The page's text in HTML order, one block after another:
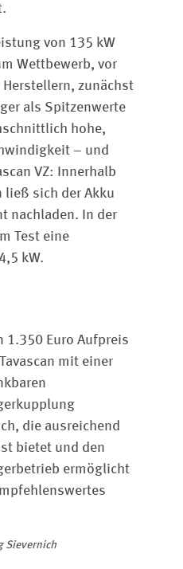
von 135 kW
Wettbewerb, vor
zunächst
als Spitzenwerte
hohe,
– und
VZ: Innerhalb
ließ sich der Akku
nachladen. In der
Test eine
kW.
1.350 Euro Aufpreis
mit einer
die ausreichend
bietet und den
ermöglicht
Sievernich